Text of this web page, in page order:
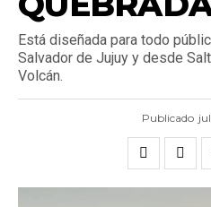
Está diseñada para todo
Salvador de Jujuy y desde
Volcán.
Publicado